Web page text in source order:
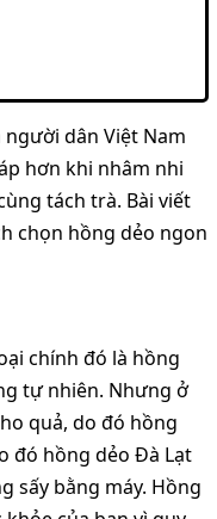
dân Việt Nam
hơn khi nhâm nhi
tách trà. Bài viết
chọn hồng dẻo ngon
chính đó là hồng
tự nhiên. Nhưng ở
quả, do đó hồng
đó hồng dẻo Đà Lạt
sấy bằng máy. Hồng